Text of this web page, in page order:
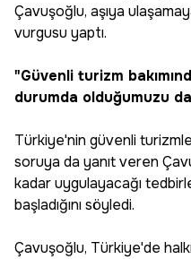
Çavuşoğlu, aşıya
vurgusu yaptı.
"Güvenli turizm
durumda olduğumuzu
Türkiye'nin güvenli turizmle
soruya da yanıt veren
kadar uygulayacağı
başladığını söyledi.
Çavuşoğlu, Türkiye'de